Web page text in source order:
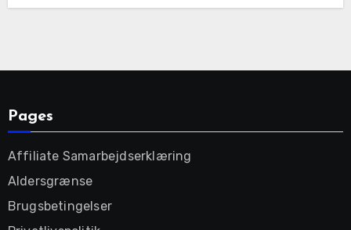
Pages
Affiliate Samarbejdserklæring
Aldersgrænse
Brugsbetingelser